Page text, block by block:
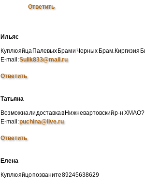
Ответить
Ильяс
Куплю яйца Палевых Брам и Черных Брам.Киргизия
E-mail:Sulik833@mail.ru
Ответить
Татьяна
Возможна ли доставка в Нижневартовский р-н ХМАО?
E-mail:puchina@live.ru
Ответить
Елена
Куплю яйцо позваните 89245638629